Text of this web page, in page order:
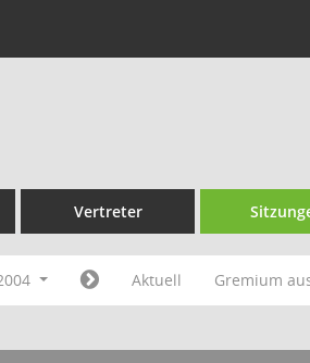
Vertreter
Aktuell Gremium